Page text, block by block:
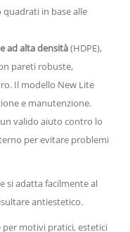
in base alle
ad alta densità(HDPE),
pareti robuste,
Il modello New Lite
e manutenzione.
valido aiuto contro lo
per evitare problemi
si adatta facilmente al
antiestetico.
per motivi pratici, estetici